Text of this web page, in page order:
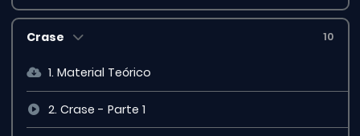
Crase 10
1. Material Teórico
2. Crase - Parte 1